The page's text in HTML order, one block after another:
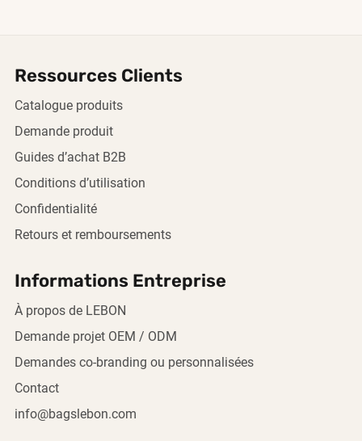
Ressources Clients
Catalogue produits
Demande produit
Guides d’achat B2B
Conditions d’utilisation
Confidentialité
Retours et remboursements
Informations Entreprise
À propos de LEBON
Demande projet OEM / ODM
Demandes co-branding ou personnalisées
Contact
info@bagslebon.com